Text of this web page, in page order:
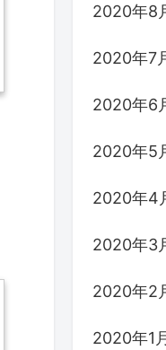
2020年8
2020年7
2020年6
2020年5
2020年4
2020年3
2020年2
2020年1